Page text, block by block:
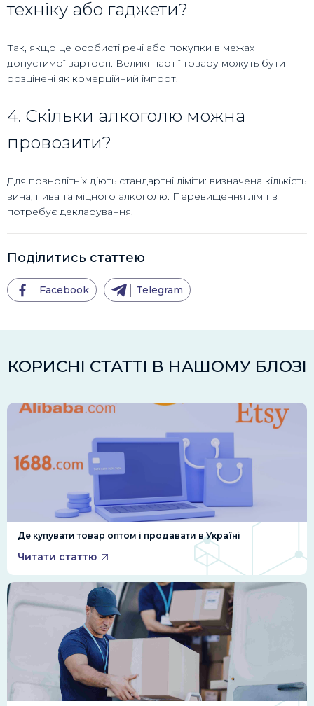
техніку або гаджети?
Так, якщо це особисті речі або покупки в межах
допустимої вартості. Великі партії товару можуть бути
розцінені як комерційний імпорт.
4. Скільки алкоголю можна
провозити?
Для повнолітніх діють стандартні ліміти: визначена кількість
вина, пива та міцного алкоголю. Перевищення лімітів
потребує декларування.
Поділитись статтею
Facebook Telegram
КОРИСНІ СТАТТІ В НАШОМУ БЛОЗІ
Де купувати товар оптом і продавати в Україні
Читати статтю